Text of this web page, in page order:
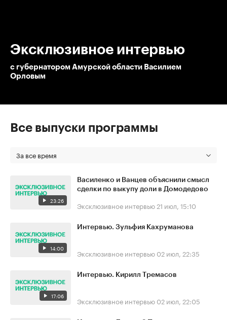
Эксклюзивное интервью
с губернатором Амурской области Василием
Орловым
Все выпуски программы
За все время
23:26
Василенко и Ванцев объяснили смысл
сделки по выкупу доли в Домодедово
Эксклюзивное интервью 21 июл, 15:10
14:00
Интервью. Зульфия Кахруманова
Эксклюзивное интервью 02 июл, 22:35
17:06
Интервью. Кирилл Тремасов
Эксклюзивное интервью 02 июл, 22:05